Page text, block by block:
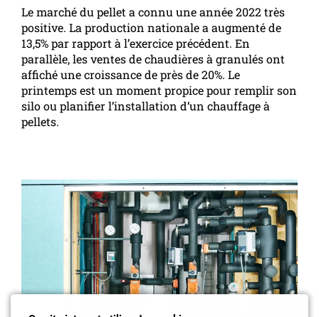
Le marché du pellet a connu une année 2022 très
positive. La production nationale a augmenté de
13,5% par rapport à l’exercice précédent. En
parallèle, les ventes de chaudières à granulés ont
affiché une croissance de près de 20%. Le
printemps est un moment propice pour remplir son
silo ou planifier l’installation d’un chauffage à
pellets.